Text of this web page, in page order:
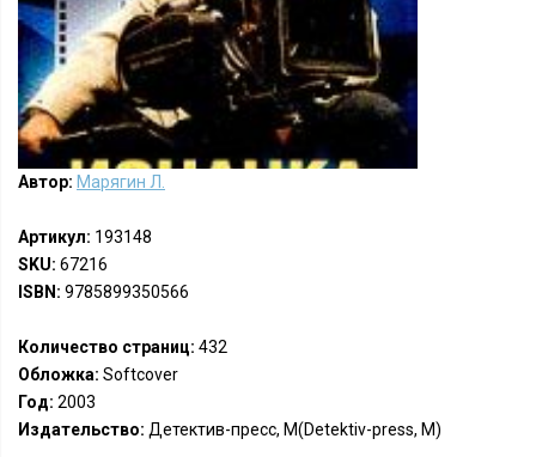
Автор: Марягин Л.
Артикул: 193148
SKU: 67216
ISBN: 9785899350566
Количество страниц: 432
Обложка: Softcover
Год: 2003
Издательство: Детектив-пресс, М(Detektiv-press, M)